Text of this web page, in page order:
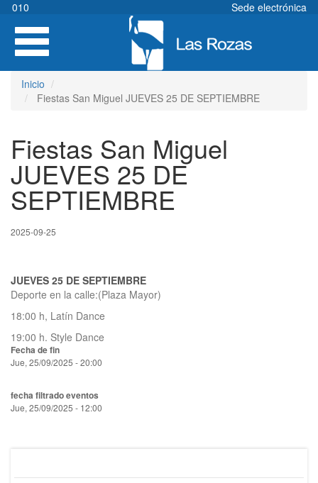
Pasar
contenido
principal
010
Sede electrónica
Toggle
navigation
Inicio
Fiestas San Miguel JUEVES 25 DE SEPTIEMBRE
Fiestas San Miguel
JUEVES 25 DE
SEPTIEMBRE
2025-09-25
JUEVES 25 DE SEPTIEMBRE
Deporte en la calle:(Plaza Mayor)
18:00 h, Latín Dance
19:00 h. Style Dance
Fecha de fin
Jue, 25/09/2025 - 20:00
fecha filtrado eventos
Jue, 25/09/2025 - 12:00